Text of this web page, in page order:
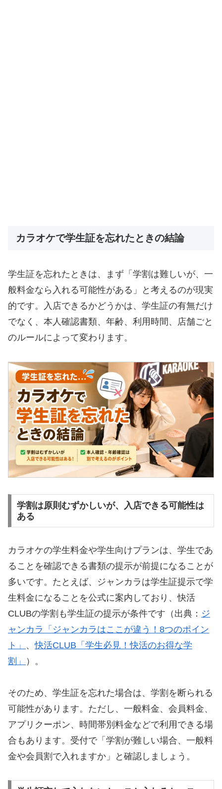
カラオケで学生証を忘れたときの結論
学生証を忘れたときは、まず「学割は難しいが、一
般料金なら入れる可能性がある」と考えるのが現実
的です。入店できるかどうかは、学生証の有無だけ
でなく、本人確認書類、年齢、利用時間、店舗ごと
のルールによって変わります。
学割は原則むずかしいが、入店できる可能性は
ある
カラオケの学生料金や学生向けプランは、学生であ
ることを確認できる書類の提示が前提になることが
多いです。たとえば、ジャンカラは学生証提示で学
生料金になることを公式に案内しており、快活
CLUBの学割も学生証の提示が条件です（出典： ジ
ャンカラ「ジャンカラはここが違う！8つのポイン
ト」 、快活CLUB「学生必見！快活のお得な学
割」
）。
そのため、学生証を忘れた場合は、学割を断られる
可能性があります。ただし、一般料金、会員料金、
アプリクーポン、時間帯別料金などで利用できる場
合もあります。受付で「学割が難しい場合、一般料
金や会員割で入れますか」と確認しましょう。